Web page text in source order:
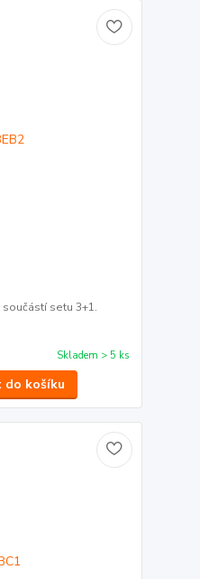
setu 3+1.
Skladem > 5 ks
do košíku